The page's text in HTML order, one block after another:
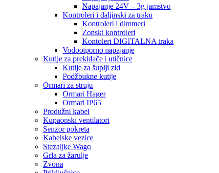
Napajanje 24V – 3g jamstvo
Kontroleri i daljinski za traku
Kontroleri i dimmeri
Zonski kontroleri
Kontoleri DIGITALNA traka
Vodootporno napajanje
Kutije za prekidače i utičnice
Kutije za šuplji zid
Podžbukne kutije
Ormari za struju
Ormari Hager
Ormari IP65
Produžni kabel
Kupaonski ventilatori
Senzor pokreta
Kabelske vezice
Stezaljke Wago
Grla za žarulje
Zvona